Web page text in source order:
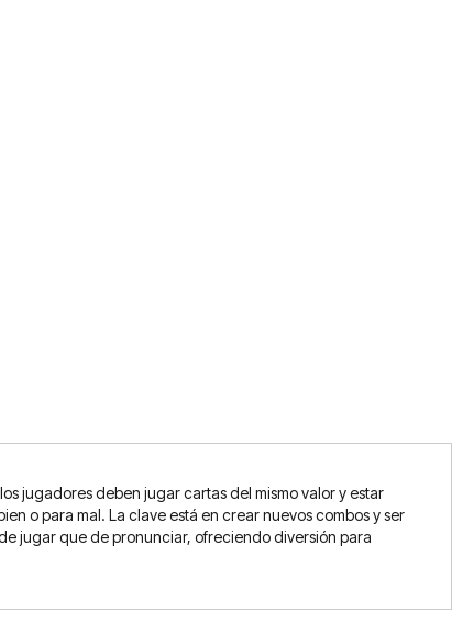
jugadores deben jugar cartas del mismo valor y estar
o para mal. La clave está en crear nuevos combos y ser
jugar que de pronunciar, ofreciendo diversión para